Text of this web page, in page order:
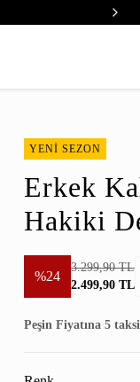
YENİ SEZON
Erkek
Hakiki
%24
3.299,90 TL
2.499,90 TL
Peşin Fiyatına 5